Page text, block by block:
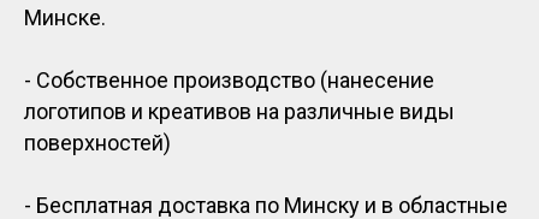
Минске.
- Собственное производство (нанесение
логотипов и креативов на различные виды
поверхностей)
- Бесплатная доставка по Минску и в областные